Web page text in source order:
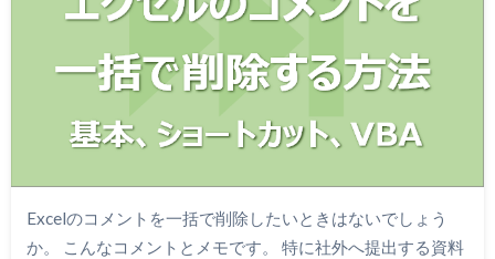
Excelのコメントを一括で削除したいときはないでしょう
か。 こんなコメントとメモです。 特に社外へ提出する資料